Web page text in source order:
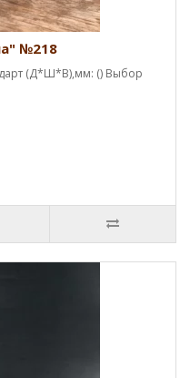
№218
(Д*Ш*В),мм: () Выбор